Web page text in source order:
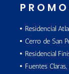
Residencial
Cerro de San
Residencial
Fuentes